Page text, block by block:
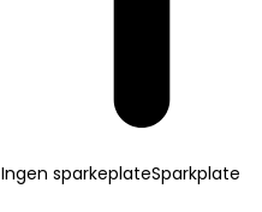
Ingen sparkeplateSparkplate